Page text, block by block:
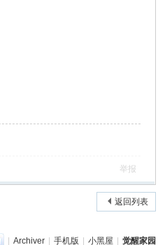
举报
返回列表
| Archiver | 手机版 | 小黑屋 | 觉醒家园